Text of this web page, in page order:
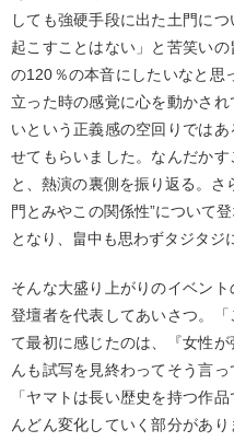
しても強硬手段に出た土門に
起こすことはない」と苦笑い
の120％の本音にしたいなと思
立った時の感覚に心を動かさ
いという正義感の空回りでは
せてもらいました。なんだかす
と、熱演の裏側を振り返る。
門とみやこの関係性”について
となり、畠中も思わずタジタジ
そんな大盛り上がりのイベン
登壇者を代表してあいさつ。
て最初に感じたのは、『女性
んも試写を見終わってそう言っ
「ヤマトは長い歴史を持つ作
んどん変化していく部分があ